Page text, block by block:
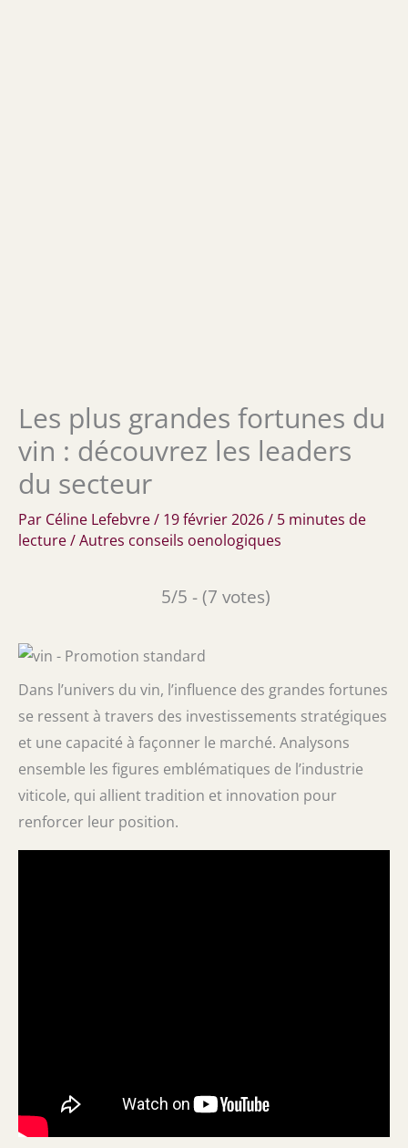
Les plus grandes fortunes du
vin : découvrez les leaders
du secteur
Par Céline Lefebvre/ 19 février 2026/ 5 minutes de
lecture/Autres conseils oenologiques
5/5 - (7 votes)
Dans l’univers du vin, l’influence des grandes fortunes
se ressent à travers des investissements stratégiques
et une capacité à façonner le marché. Analysons
ensemble les figures emblématiques de l’industrie
viticole, qui allient tradition et innovation pour
renforcer leur position.